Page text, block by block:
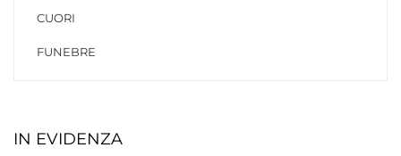
CUORI
FUNEBRE
IN EVIDENZA